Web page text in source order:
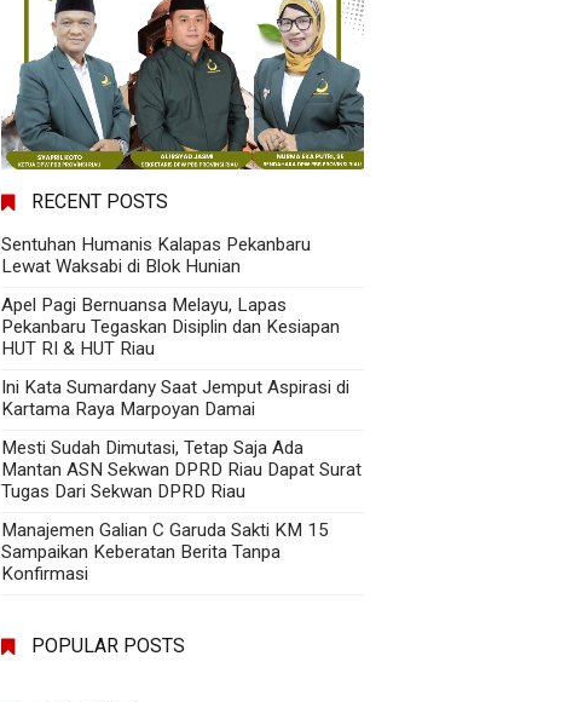
RECENT POSTS
Sentuhan Humanis Kalapas Pekanbaru
Lewat Waksabi di Blok Hunian
Apel Pagi Bernuansa Melayu, Lapas
Pekanbaru Tegaskan Disiplin dan Kesiapan
HUT RI & HUT Riau
Ini Kata Sumardany Saat Jemput Aspirasi di
Kartama Raya Marpoyan Damai
Mesti Sudah Dimutasi, Tetap Saja Ada
Mantan ASN Sekwan DPRD Riau Dapat Surat
Tugas Dari Sekwan DPRD Riau
Manajemen Galian C Garuda Sakti KM 15
Sampaikan Keberatan Berita Tanpa
Konfirmasi
POPULAR POSTS